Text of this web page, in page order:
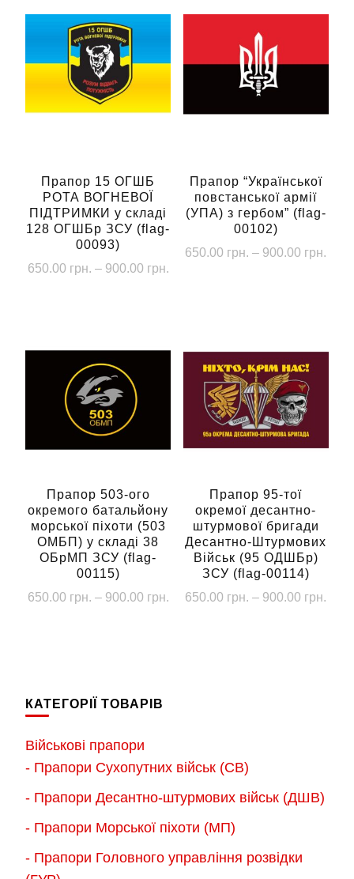
Прапор 15 ОГШБ
РОТА ВОГНЕВОЇ
ПІДТРИМКИ у складі
128 ОГШБр ЗСУ (flag-
00093)
650.00 грн. – 900.00 грн.
900.00 грн.
кілька
варіантів.
Параметри
можна
вибрати
сторінці
товару
Прапор “Української
повстанської армії
(УПА) з гербом” (flag-
00102)
650.00 грн. – 900.00 грн.
варіантів.
Параметри
можна
вибрати
товару
Прапор 503-ого
окремого батальйону
морської піхоти (503
ОМБП) у складі 38
ОБрМП ЗСУ (flag-
00115)
650.00 грн. – 900.00 грн.Діапазон
варіантів.
можна
вибрати
на
сторінці
Прапор 95-тої
окремої десантно-
штурмової бригади
Десантно-Штурмових
Військ (95 ОДШБр)
ЗСУ (flag-00114)
650.00 грн. – 900.00 грн.
на
КАТЕГОРІЇ ТОВАРІВ
Військові прапори
- Прапори Сухопутних військ (СВ)
- Прапори Десантно-штурмових військ (ДШВ)
- Прапори Морської піхоти (МП)
- Прапори Головного управління розвідки